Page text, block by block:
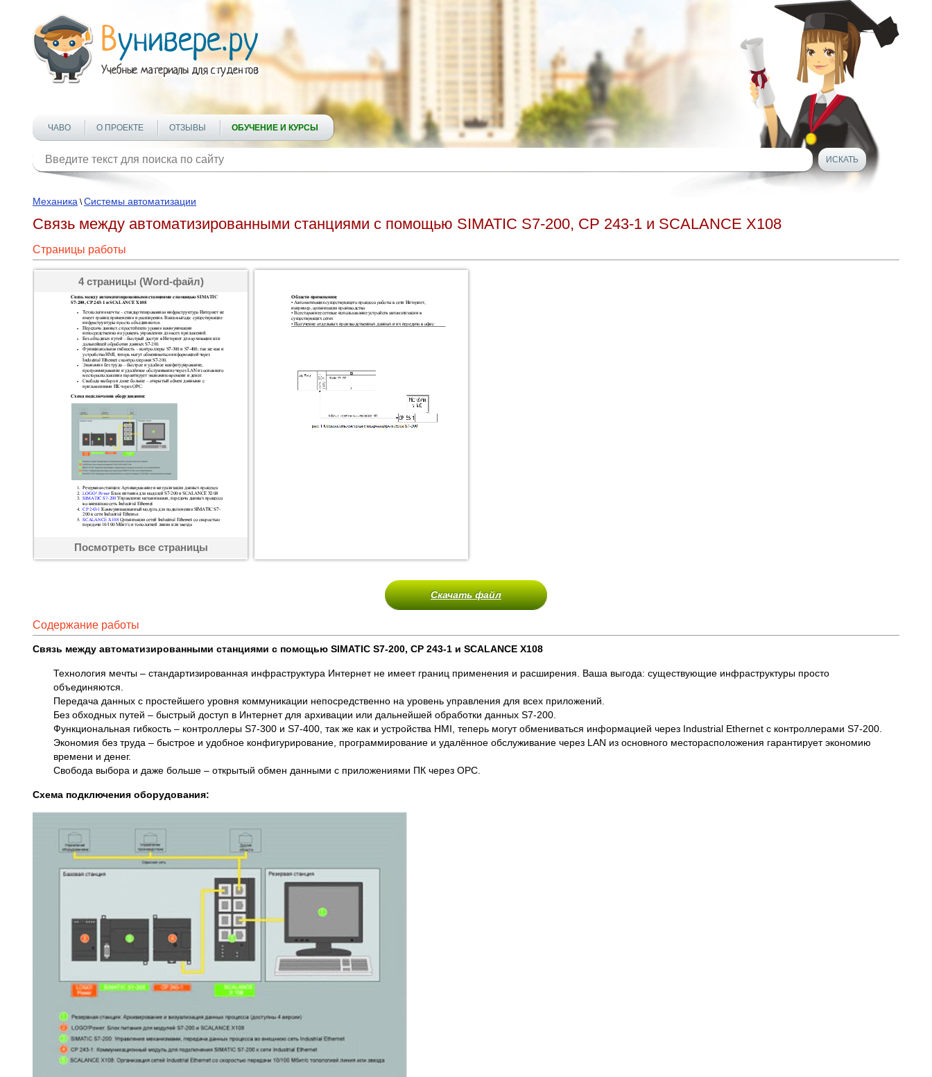
ЧАВО О ПРОЕКТЕ ОТЗЫВЫ ОБУЧЕНИЕ И КУРСЫ
Механика \Системы автоматизации
Связь между автоматизированными станциями с помощью SIMATIC S7-200, CP 243-1 и SCALANCE X108
Страницы работы
4 страницы (Word-файл)
Посмотреть все страницы
Скачать файл
Содержание работы
Связь между автоматизированными станциями с помощью SIMATIC S7-200, CP 243-1 и SCALANCE X108
Технология мечты – стандартизированная инфраструктура Интернет не имеет границ применения и расширения. Ваша выгода: существующие инфраструктуры просто
объединяются.
Передача данных с простейшего уровня коммуникации непосредственно на уровень управления для всех приложений.
Без обходных путей – быстрый доступ в Интернет для архивации или дальнейшей обработки данных S7-200.
Функциональная гибкость – контроллеры S7-300 и S7-400, так же как и устройства HMI, теперь могут обмениваться информацией через Industrial Ethernet с контроллерами S7-200.
Экономия без труда – быстрое и удобное конфигурирование, программирование и удалённое обслуживание через LAN из основного месторасположения гарантирует экономию
времени и денег.
Свобода выбора и даже больше – открытый обмен данными с приложениями ПК через OPC.
Схема подключения оборудования: